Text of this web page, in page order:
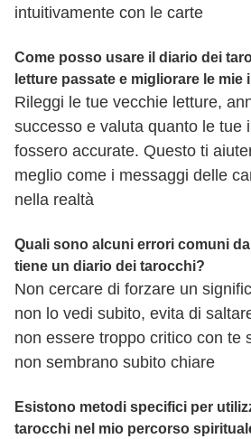
intuitivamente con le carte
Come posso usare il diario dei
letture passate e migliorare le
Rileggi le tue vecchie letture,
successo e valuta quanto le tue
fossero accurate. Questo ti
meglio come i messaggi delle
nella realtà
Quali sono alcuni errori comuni
tiene un diario dei tarocchi?
Non cercare di forzare un
non lo vedi subito, evita di
non essere troppo critico con te
non sembrano subito chiare
Esistono metodi specifici per
tarocchi nel mio percorso